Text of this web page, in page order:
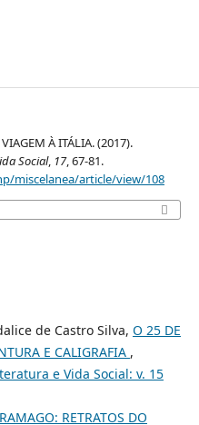
À ITÁLIA. (2017).
Social, 17, 67-81.
miscelanea/article/view/108
de Castro Silva, O 25 DE
E CALIGRAFIA ,
e Vida Social: v. 15
RETRATOS DO